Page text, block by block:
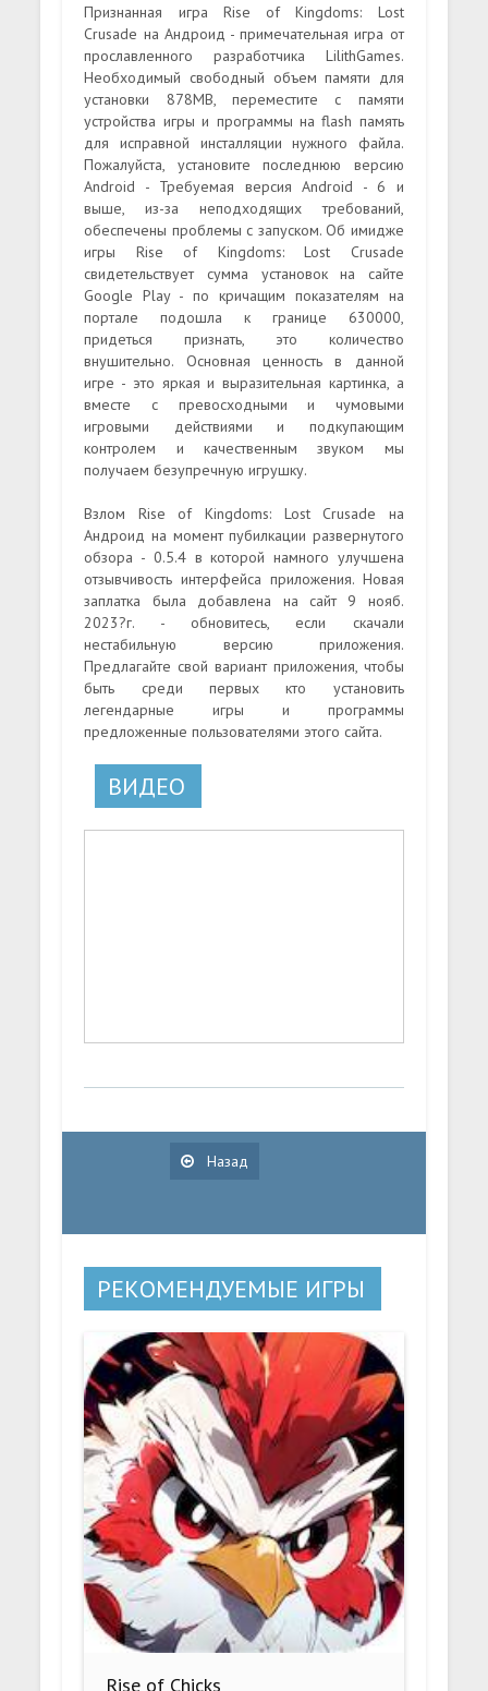
Признанная игра Rise of Kingdoms: Lost
Crusade на Андроид - примечательная игра от
прославленного разработчика LilithGames.
Необходимый свободный объем памяти для
установки 878MB, переместите с памяти
устройства игры и программы на flash память
для исправной инсталляции нужного файла.
Пожалуйста, установите последнюю версию
Android - Требуемая версия Android - 6 и
выше, из-за неподходящих требований,
обеспечены проблемы с запуском. Об имидже
игры Rise of Kingdoms: Lost Crusade
свидетельствует сумма установок на сайте
Google Play - по кричащим показателям на
портале подошла к границе 630000,
придеться признать, это количество
внушительно. Основная ценность в данной
игре - это яркая и выразительная картинка, а
вместе с превосходными и чумовыми
игровыми действиями и подкупающим
контролем и качественным звуком мы
получаем безупречную игрушку.
Взлом Rise of Kingdoms: Lost Crusade на
Андроид на момент пубилкации развернутого
обзора - 0.5.4 в которой намного улучшена
отзывчивость интерфейса приложения. Новая
заплатка была добавлена на сайт 9 нояб.
2023?г. - обновитесь, если скачали
нестабильную версию приложения.
Предлагайте свой вариант приложения, чтобы
быть среди первых кто установить
легендарные игры и программы
предложенные пользователями этого сайта.
ВИДЕО
Назад
РЕКОМЕНДУЕМЫЕ ИГРЫ
Rise of Chicks